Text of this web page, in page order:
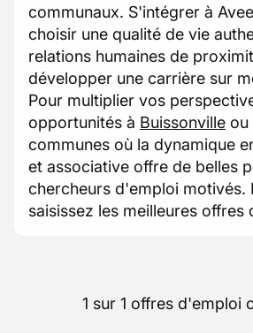
communaux. S'intégrer à
choisir une qualité de vie
relations humaines de
développer une carrière sur
Pour multiplier vos
opportunités à Buissonville ou
communes où la dynamique
et associative offre de belles
chercheurs d'emploi motivés.
saisissez les meilleures offres
1 sur 1 offres d'emploi